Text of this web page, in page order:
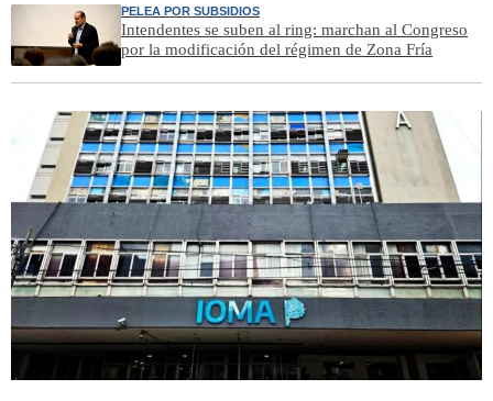
PELEA POR SUBSIDIOS
Intendentes se suben al ring: marchan al Congreso
por la modificación del régimen de Zona Fría